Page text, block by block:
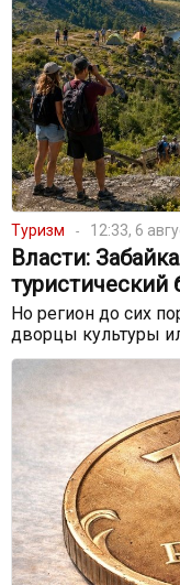
Туризм 12:33, 6
Власти:
туристический
Но регион до сих
дворцы культуры